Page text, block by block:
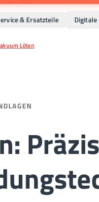
& Ersatzteile Digitale
Löten